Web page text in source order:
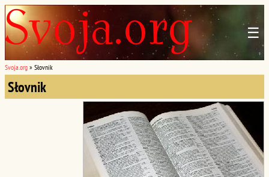
☰
Svoja.org » Słovnik
Słovnik